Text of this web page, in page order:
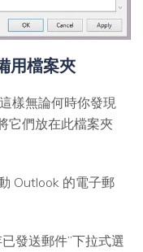
用檔案夾
樣無論何時你發現
它們放在此檔案夾
Outlook 的電子郵
發送郵件”下拉式選